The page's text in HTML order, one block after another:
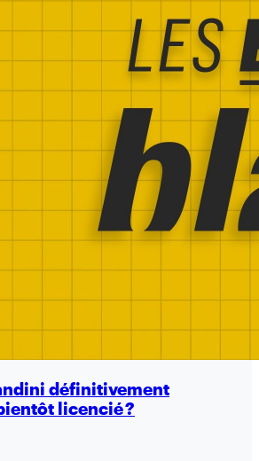
définitivement
licencié ?